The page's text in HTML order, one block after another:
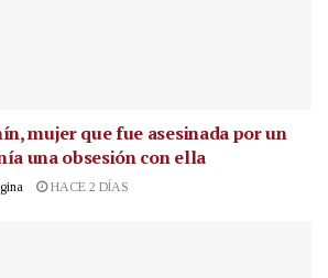
mujer que fue asesinada por un
una obsesión con ella
HACE 2 DÍAS